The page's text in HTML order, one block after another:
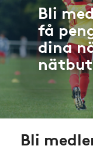
Bli
få
dina
Bli